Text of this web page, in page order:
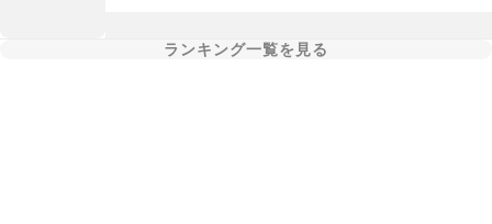
ランキング一覧を見る